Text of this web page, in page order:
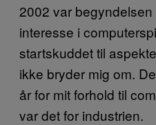
2002 var
interesse i
startskuddet til
ikke bryder mig om.
år for mit forhold til
var det for industrien.